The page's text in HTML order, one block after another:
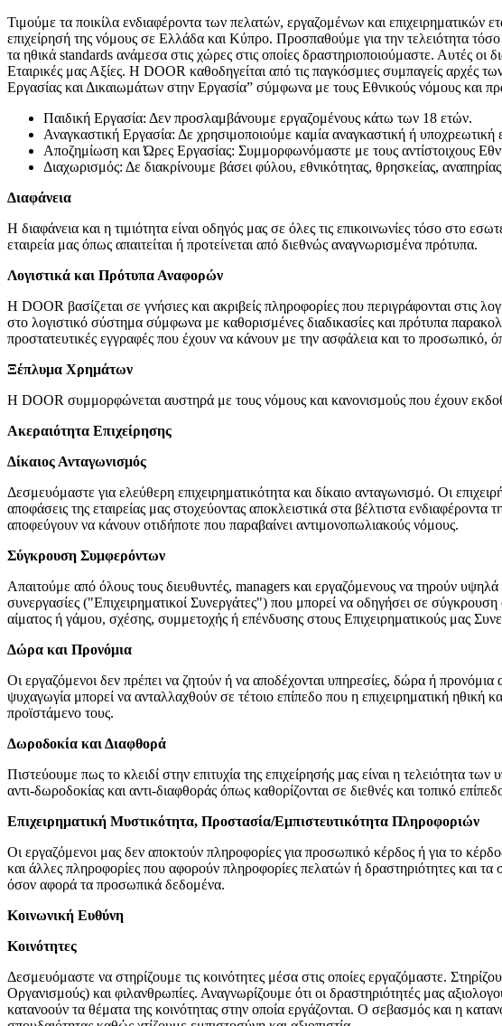
Τιμούμε τα ποικίλα ενδιαφέροντα των πελατών, εργαζομένων και
επιχείρησή της νόμους σε Ελλάδα και Κύπρο. Προσπαθούμε για την τελειότητα
τα ηθικά standards ανάμεσα στις χώρες στις οποίες δραστηριοποιούμαστε. Αυτές
Εταιρικές μας Αξίες. Η DOOR καθοδηγείται από τις παγκόσμιες συμπαγείς
Εργασίας και Δικαιωμάτων στην Εργασία” σύμφωνα με τους Εθνικούς νόμους και
Παιδική Εργασία: Δεν προσλαμβάνουμε εργαζομένους κάτω των 18 ετών.
Αναγκαστική Εργασία: Δε χρησιμοποιούμε καμία αναγκαστική ή υποχρεωτική
Αποζημίωση και Ώρες Εργασίας: Συμμορφωνόμαστε με τους αντίστοιχους
Διαχωρισμός: Δε διακρίνουμε βάσει φύλου, εθνικότητας, θρησκείας,
Διαφάνεια
Η διαφάνεια και η τιμιότητα είναι οδηγός μας σε όλες τις επικοινωνίες τόσο στο
εταιρεία μας όπως απαιτείται ή προτείνεται από διεθνώς αναγνωρισμένα πρότυπα.
Λογιστικά και Πρότυπα Αναφορών
Η DOOR βασίζεται σε γνήσιες και ακριβείς πληροφορίες που περιγράφονται στις
στο λογιστικό σύστημα σύμφωνα με καθορισμένες διαδικασίες και πρότυπα
προστατευτικές εγγραφές που έχουν να κάνουν με την ασφάλεια και το προσωπικό,
Ξέπλυμα Χρημάτων
Η DOOR συμμορφώνεται αυστηρά με τους νόμους και κανονισμούς που έχουν
Ακεραιότητα Επιχείρησης
Δίκαιος Ανταγωνισμός
Δεσμευόμαστε για ελεύθερη επιχειρηματικότητα και δίκαιο ανταγωνισμό. Οι
αποφάσεις της εταιρείας μας στοχεύοντας αποκλειστικά στα βέλτιστα
αποφεύγουν να κάνουν οτιδήποτε που παραβαίνει αντιμονοπωλιακούς νόμους.
Σύγκρουση Συμφερόντων
Απαιτούμε από όλους τους διευθυντές, managers και εργαζόμενους να τηρούν
συνεργασίες ("Επιχειρηματικοί Συνεργάτες") που μπορεί να οδηγήσει σε
αίματος ή γάμου, σχέσης, συμμετοχής ή επένδυσης στους Επιχειρηματικούς μας
Δώρα και Προνόμια
Οι εργαζόμενοι δεν πρέπει να ζητούν ή να αποδέχονται υπηρεσίες, δώρα ή
ψυχαγωγία μπορεί να ανταλλαχθούν σε τέτοιο επίπεδο που η επιχειρηματική ηθική
προϊστάμενο τους.
Δωροδοκία και Διαφθορά
Πιστεύουμε πως το κλειδί στην επιτυχία της επιχείρησής μας είναι η τελειότητα
αντι-δωροδοκίας και αντι-διαφθοράς όπως καθορίζονται σε διεθνές και τοπικό
Επιχειρηματική Μυστικότητα, Προστασία/Εμπιστευτικότητα Πληροφοριών
Οι εργαζόμενοι μας δεν αποκτούν πληροφορίες για προσωπικό κέρδος ή για το
και άλλες πληροφορίες που αφορούν πληροφορίες πελατών ή δραστηριότητες και τα
όσον αφορά τα προσωπικά δεδομένα.
Κοινωνική Ευθύνη
Κοινότητες
Δεσμευόμαστε να στηρίζουμε τις κοινότητες μέσα στις οποίες εργαζόμαστε.
Οργανισμούς) και φιλανθρωπίες. Αναγνωρίζουμε ότι οι δραστηριότητές μας
κατανοούν τα θέματα της κοινότητας στην οποία εργάζονται. Ο σεβασμός και η